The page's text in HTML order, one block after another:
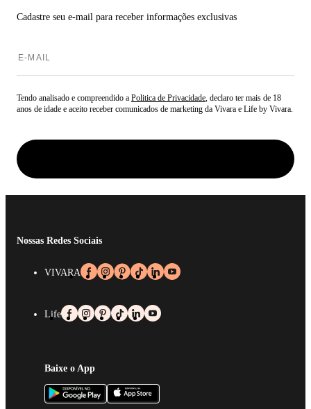
Cadastre seu e-mail para receber informações exclusivas
Tendo analisado e compreendido a Politica de Privacidade, declaro ter mais de 18
anos de idade e aceito receber comunicados de marketing da Vivara e Life by Vivara.
Nossas Redes Sociais
VIVARA
Life
Baixe o App